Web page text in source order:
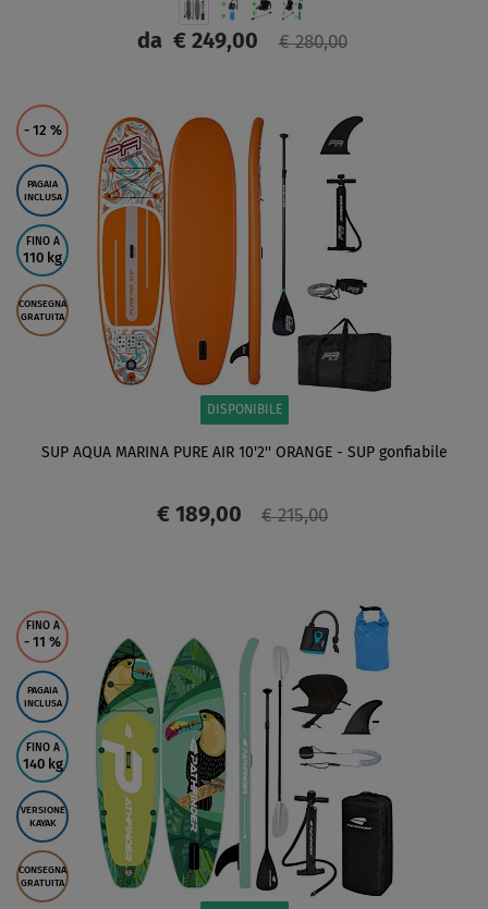
da€ 249,00 € 280,00
- 12 %
PAGAIA
INCLUSA
FINO A
110 kg
CONSEGNA
GRATUITA
DISPONIBILE
SUP AQUA MARINA PURE AIR 10'2'' ORANGE - SUP gonfiabile
€ 189,00 € 215,00
FINO A
- 11 %
PAGAIA
INCLUSA
FINO A
140 kg
VERSIONE
KAYAK
CONSEGNA
GRATUITA